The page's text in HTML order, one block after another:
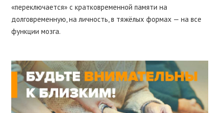
«переключается» с кратковременной памяти на
долговременную, на личность, в тяжёлых формах — на все
функции мозга.